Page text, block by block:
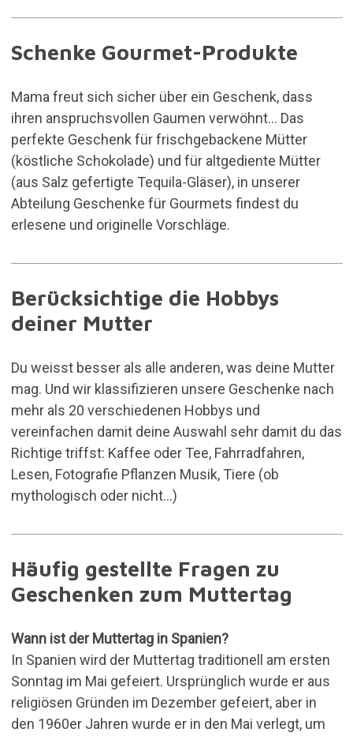
Schenke Gourmet-Produkte
Mama freut sich sicher über ein Geschenk, dass
ihren anspruchsvollen Gaumen verwöhnt… Das
perfekte Geschenk für frischgebackene Mütter
(köstliche Schokolade) und für altgediente Mütter
(aus Salz gefertigte Tequila-Gläser), in unserer
Abteilung Geschenke für Gourmets findest du
erlesene und originelle Vorschläge.
Berücksichtige die Hobbys
deiner Mutter
Du weisst besser als alle anderen, was deine Mutter
mag. Und wir klassifizieren unsere Geschenke nach
mehr als 20 verschiedenen Hobbys und
vereinfachen damit deine Auswahl sehr damit du das
Richtige triffst: Kaffee oder Tee, Fahrradfahren,
Lesen, Fotografie Pflanzen Musik, Tiere (ob
mythologisch oder nicht...)
Häufig gestellte Fragen zu
Geschenken zum Muttertag
Wann ist der Muttertag in Spanien?
In Spanien wird der Muttertag traditionell am ersten
Sonntag im Mai gefeiert. Ursprünglich wurde er aus
religiösen Gründen im Dezember gefeiert, aber in
den 1960er Jahren wurde er in den Mai verlegt, um